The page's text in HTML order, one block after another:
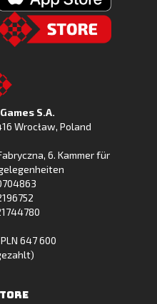
Fishing
S.A.
Wrocław, Poland
6. Kammer für
647 600